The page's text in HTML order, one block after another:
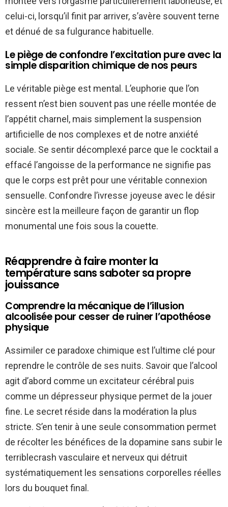
celui-ci, lorsqu’il finit par arriver, s’avère souvent terne
et dénué de sa fulgurance habituelle.
Le piège de confondre l’excitation pure avec la
simple disparition chimique de nos peurs
Le véritable piège est mental. L’euphorie que l’on
ressent n’est bien souvent pas une réelle montée de
l’appétit charnel, mais simplement la suspension
artificielle de nos complexes et de notre anxiété
sociale. Se sentir décomplexé parce que le cocktail a
effacé l’angoisse de la performance ne signifie pas
que le corps est prêt pour une véritable connexion
sensuelle. Confondre l’ivresse joyeuse avec le désir
sincère est la meilleure façon de garantir un flop
monumental une fois sous la couette.
Réapprendre à faire monter la
température sans saboter sa propre
jouissance
Comprendre la mécanique de l’illusion
alcoolisée pour cesser de ruiner l’apothéose
physique
Assimiler ce paradoxe chimique est l’ultime clé pour
reprendre le contrôle de ses nuits. Savoir que l’alcool
agit d’abord comme un excitateur cérébral puis
comme un dépresseur physique permet de la jouer
fine. Le secret réside dans la modération la plus
stricte. S’en tenir à une seule consommation permet
de récolter les bénéfices de la dopamine sans subir le
terriblecrash vasculaire et nerveux qui détruit
systématiquement les sensations corporelles réelles
lors du bouquet final.